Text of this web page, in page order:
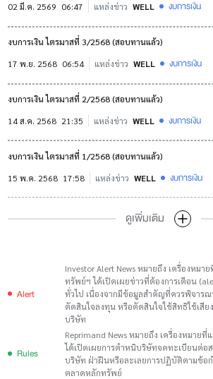
02 มี.ค. 2569 06:47 แหล่งข่าว WELL งบการเงิน
งบการเงิน ไตรมาสที่ 3/2568 (สอบทานแล้ว)
17 พ.ย. 2568 06:54 แหล่งข่าว WELL งบการเงิน
งบการเงิน ไตรมาสที่ 2/2568 (สอบทานแล้ว)
14 ส.ค. 2568 21:35 แหล่งข่าว WELL งบการเงิน
งบการเงิน ไตรมาสที่ 1/2568 (สอบทานแล้ว)
15 พ.ค. 2568 17:58 แหล่งข่าว WELL งบการเงิน
ดูเพิ่มเติม
Alert
Investor Alert News หมายถึง เครื่องหมา
ทรัพย์ฯ ได้เปิดเผยข่าวที่ต้องการเตือน
ทั่วไป เนื่องจากมีข้อมูลสำคัญที่ควรพิจาร
ตัดสินใจลงทุน หรือตัดสินใจใช้สิทธิใช้เสีย
บริษัท
Rules
Reprimand News หมายถึง เครื่องหมาย
ได้เปิดเผยการตำหนิบริษัทจดทะเบียนต่อ
บริษัท ฝ่าฝืนหรือละเลยการปฏิบัติตามข้อ
ตลาดหลักทรัพย์